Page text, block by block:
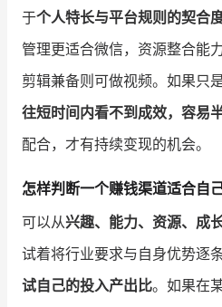
于个人特长与平台规则的契合
管理更适合微信，资源整合能
剪辑兼备则可做视频。如果只
往短时间内看不到成效，容易
配合，才有持续变现的机会。
怎样判断一个赚钱渠道适合自己
可以从兴趣、能力、资源、成
试着将行业要求与自身优势逐条
试自己的投入产出比。如果在